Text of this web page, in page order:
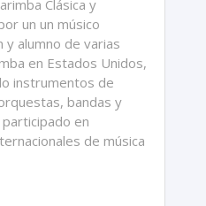
Clásica y
un un músico
y alumno de varias
en Estados Unidos,
instrumentos de
bandas y
en
de música